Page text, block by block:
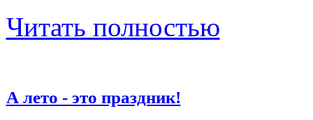
Читать полностью
А лето - это праздник!